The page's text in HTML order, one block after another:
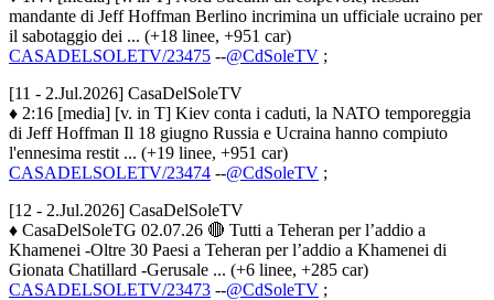
mandante di Jeff Hoffman Berlino incrimina un ufficiale ucraino per
il sabotaggio dei ... (+18 linee, +951 car)
CASADELSOLETV/23475 --@CdSoleTV ;
[11 - 2.Jul.2026] CasaDelSoleTV
♦ 2:16 [media] [v. in T] Kiev conta i caduti, la NATO temporeggia
di Jeff Hoffman Il 18 giugno Russia e Ucraina hanno compiuto
l'ennesima restit ... (+19 linee, +951 car)
CASADELSOLETV/23474 --@CdSoleTV ;
[12 - 2.Jul.2026] CasaDelSoleTV
♦ CasaDelSoleTG 02.07.26 🔴 Tutti a Teheran per l’addio a
Khamenei -Oltre 30 Paesi a Teheran per l’addio a Khamenei di
Gionata Chatillard -Gerusale ... (+6 linee, +285 car)
CASADELSOLETV/23473 --@CdSoleTV ;